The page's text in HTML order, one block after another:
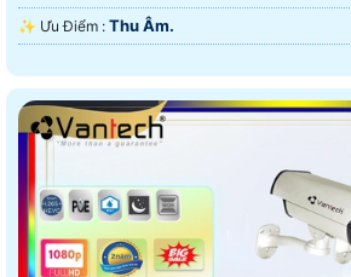
️✨ Ưu Điểm : Thu Âm.